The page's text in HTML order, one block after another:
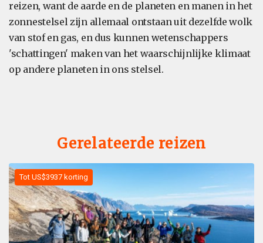
reizen, want de aarde en de planeten en manen in het
zonnestelsel zijn allemaal ontstaan uit dezelfde wolk
van stof en gas, en dus kunnen wetenschappers
'schattingen' maken van het waarschijnlijke klimaat
op andere planeten in ons stelsel.
Gerelateerde reizen
Tot US$3937 korting